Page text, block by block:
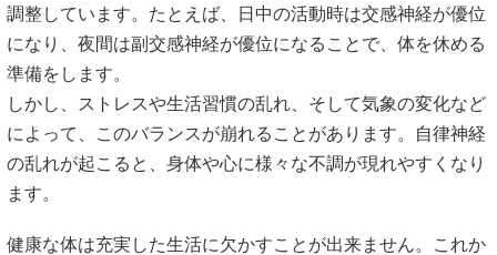
調整しています。たとえば、日中の活動時は交感神経が優位
になり、夜間は副交感神経が優位になることで、体を休める
準備をします。
しかし、ストレスや生活習慣の乱れ、そして気象の変化など
によって、このバランスが崩れることがあります。自律神経
の乱れが起こると、身体や心に様々な不調が現れやすくなり
ます。
健康な体は充実した生活に欠かすことが出来ません。これか